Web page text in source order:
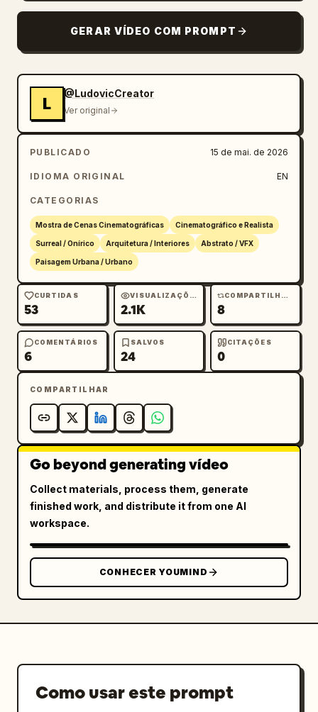
GERAR VÍDEO COM PROMPT
L
@LudovicCreator
Ver original
PUBLICADO 15 de mai. de 2026
IDIOMA ORIGINAL EN
CATEGORIAS
Mostra de Cenas Cinematográficas Cinematográfico e Realista
Surreal / Onírico Arquitetura / Interiores Abstrato / VFX
Paisagem Urbana / Urbano
CURTIDAS
53
VISUALIZAÇÕES
2.1K
COMPARTILHAMENTOS
8
COMENTÁRIOS
6
SALVOS
24
CITAÇÕES
0
COMPARTILHAR
Go beyond generating vídeo
Collect materials, process them, generate
finished work, and distribute it from one AI
workspace.
CONHECER YOUMIND
Como usar este prompt